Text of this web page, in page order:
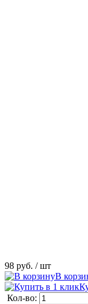
98 руб. / шт
В
Кол-во: